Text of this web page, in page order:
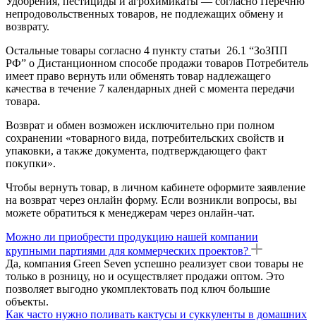
непродовольственных товаров, не подлежащих обмену и
возврату.
Остальные товары согласно 4 пункту статьи 26.1 “ЗоЗПП
РФ” о Дистанционном способе продажи товаров Потребитель
имеет право вернуть или обменять товар надлежащего
качества в течение 7 календарных дней с момента передачи
товара.
Возврат и обмен возможен исключительно при полном
сохранении «товарного вида, потребительских свойств и
упаковки, а также документа, подтверждающего факт
покупки».
Чтобы вернуть товар, в личном кабинете оформите заявление
на возврат через онлайн форму. Если возникли вопросы, вы
можете обратиться к менеджерам через онлайн-чат.
Можно ли приобрести продукцию нашей компании
крупными партиями для коммерческих проектов?
Да, компания Green Seven успешно реализует свои товары не
только в розницу, но и осуществляет продажи оптом. Это
позволяет выгодно укомплектовать под ключ большие
объекты.
Как часто нужно поливать кактусы и суккуленты в домашних